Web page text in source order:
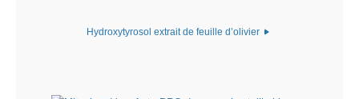
Hydroxytyrosol extrait de feuille d’olivier